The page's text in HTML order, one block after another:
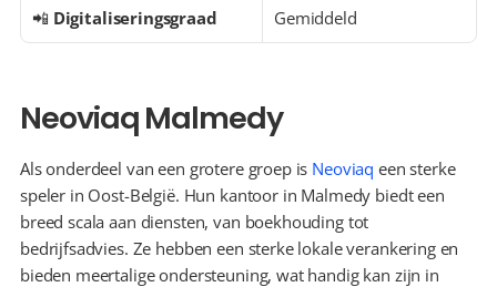
📲 Digitaliseringsgraad Gemiddeld
Neoviaq Malmedy
Als onderdeel van een grotere groep is Neoviaq een sterke
speler in Oost-België. Hun kantoor in Malmedy biedt een
breed scala aan diensten, van boekhouding tot
bedrijfsadvies. Ze hebben een sterke lokale verankering en
bieden meertalige ondersteuning, wat handig kan zijn in